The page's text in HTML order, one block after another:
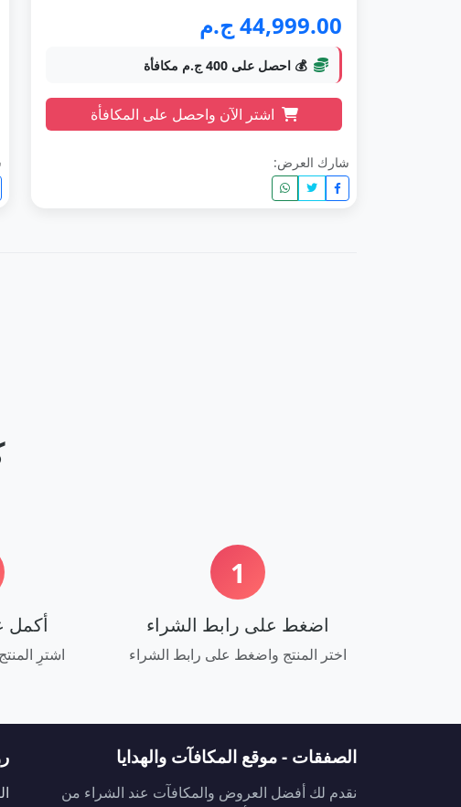
44,999.00 ج.م
💰 احصل على 400 ج.م مكافأة
اشتر الآن واحصل على المكافأة
شارك العرض:
1
اضغط على رابط الشراء
اختر المنتج واضغط على رابط الشراء
أكمل
اشترِ
الصفقات - موقع المكافآت والهدايا
نقدم لك أفضل العروض والمكافآت عند الشراء من